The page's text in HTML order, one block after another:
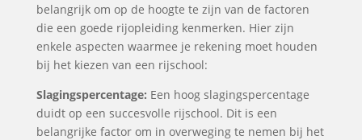
belangrijk om op de hoogte te zijn van de factoren
die een goede rijopleiding kenmerken. Hier zijn
enkele aspecten waarmee je rekening moet houden
bij het kiezen van een rijschool:
Slagingspercentage: Een hoog slagingspercentage
duidt op een succesvolle rijschool. Dit is een
belangrijke factor om in overweging te nemen bij het